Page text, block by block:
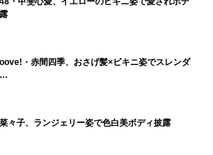
・赤間四季、おさげ髪×ビキニ姿でスレンダ
…
々子、ランジェリー姿で色白美ボディ披露